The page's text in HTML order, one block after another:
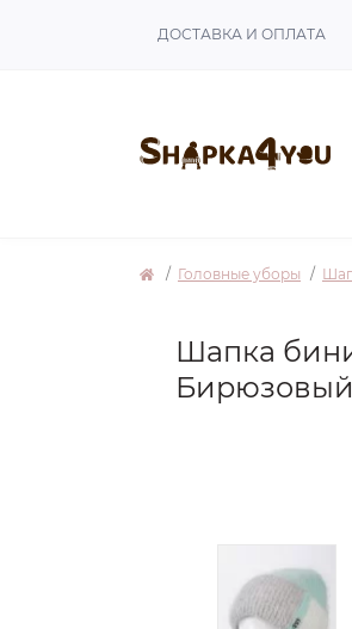
ДОСТАВКА И ОПЛАТА
Головные уборы
Шапка
Бирюзовый